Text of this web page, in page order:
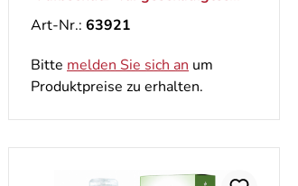
und coloriertes Haarе, 300 ml
Art-Nr.: 63921
Bitte melden Sie sich an um
Produktpreise zu erhalten.